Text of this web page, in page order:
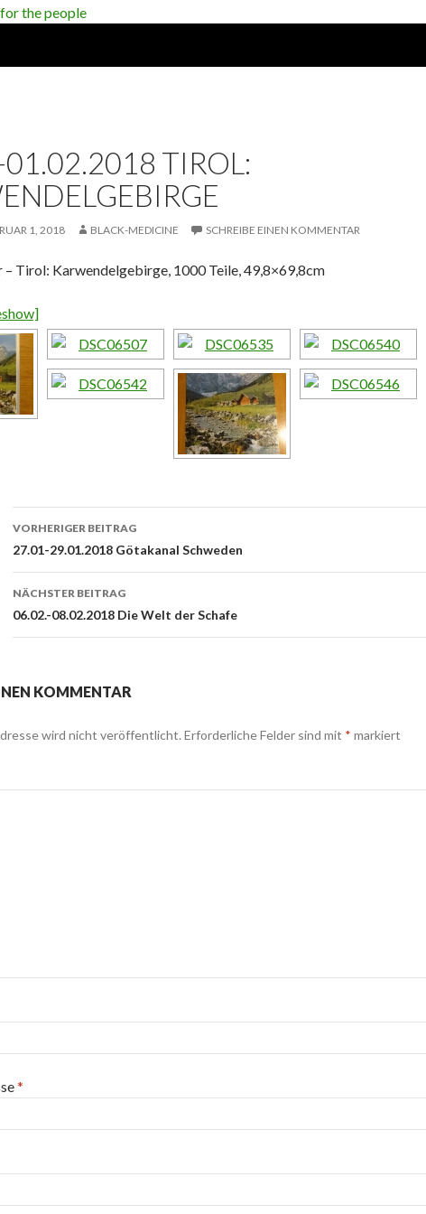
TIROL:
1, 2018 BLACK-MEDICINE SCHREIBE EINEN KOMMENTAR
– Tirol: Karwendelgebirge, 1000 Teile, 49,8×69,8cm
Beitrags-
Navigation
VORHERIGER BEITRAG
27.01-29.01.2018 Götakanal Schweden
NÄCHSTER BEITRAG
06.02.-08.02.2018 Die Welt der Schafe
KOMMENTAR
wird nicht veröffentlicht. Erforderliche Felder sind mit * markiert
*